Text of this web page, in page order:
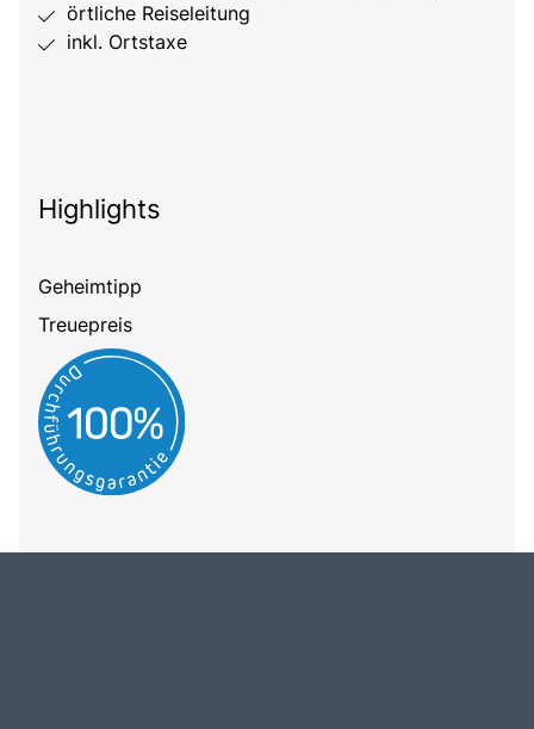
örtliche Reiseleitung
inkl. Ortstaxe
Highlights
Geheimtipp
Treuepreis